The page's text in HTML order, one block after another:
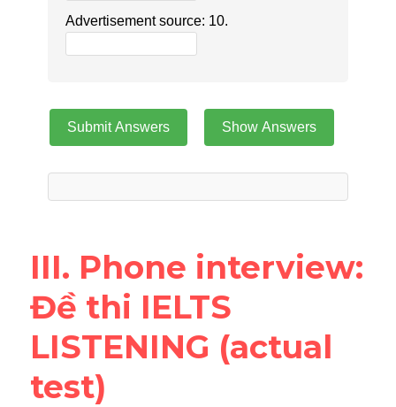
III. Phone interview:
Đề thi IELTS
LISTENING (actual
test)